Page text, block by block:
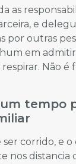
as
e
por outras
em
Não é
tempo
ser corrido, e o
nos distancia